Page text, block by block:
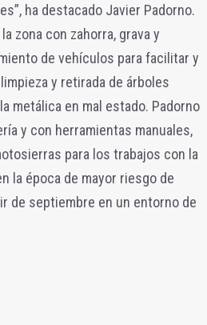
ha destacado Javier Padorno.
zona con zahorra, grava y
de vehículos para facilitar y
y retirada de árboles
metálica en mal estado. Padorno
y con herramientas manuales,
para los trabajos con la
la época de mayor riesgo de
de septiembre en un entorno de